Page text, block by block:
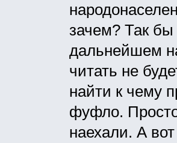
зачем? Так
дальнейшем
читать не
найти к чему
фуфло.
наехали. А